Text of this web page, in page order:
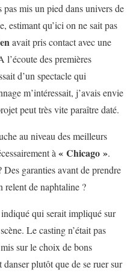
pas mis un pied dans univers de
estimant qu’ici on ne sait pas
avait pris contact avec une
l’écoute des premières
d’un spectacle qui
m’intéressait, j’avais envie
peut très vite paraître daté.
au niveau des meilleurs
à « Chicago ».
garanties avant de prendre
relent de naphtaline ?
qui serait impliqué sur
Le casting n’était pas
sur le choix de bons
plutôt que de se ruer sur